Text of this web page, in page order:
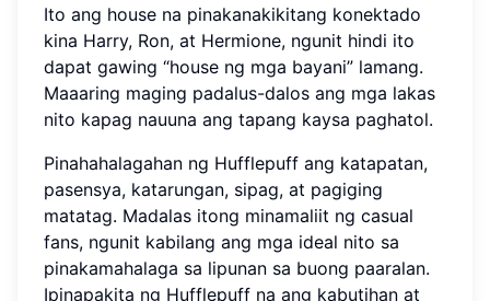
Ito ang house na pinakanakikitang konektado
kina Harry, Ron, at Hermione, ngunit hindi ito
dapat gawing “house ng mga bayani” lamang.
Maaaring maging padalus-dalos ang mga lakas
nito kapag nauuna ang tapang kaysa paghatol.
Pinahahalagahan ng Hufflepuff ang katapatan,
pasensya, katarungan, sipag, at pagiging
matatag. Madalas itong minamaliit ng casual
fans, ngunit kabilang ang mga ideal nito sa
pinakamahalaga sa lipunan sa buong paaralan.
Ipinapakita ng Hufflepuff na ang kabutihan at